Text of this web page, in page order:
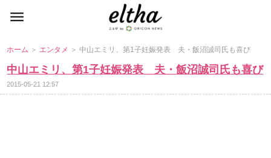
ホーム ＞ エンタメ ＞ 中山エミリ、第1子妊娠発表 夫・飯沼誠司氏も喜び
中山エミリ、第1子妊娠発表 夫・飯沼誠司氏も喜び
2015-05-21 12:57